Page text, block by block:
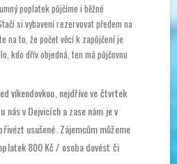
poplatek půjčíme i běžné
si vybavení rezervovat předem na
na to, že počet věcí k zapůjčení je
kdo dřív objedná, ten má půjčovnu
víkendovkou, nejdříve ve čtvrtek
nás v Dejvicích a zase nám je v
usušené. Zájemcům můžeme
800 Kč / osoba dovést či